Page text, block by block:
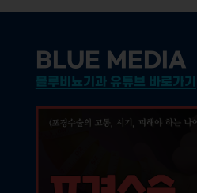
BLUE MEDIA
블루비뇨기과 유튜브 바로가기